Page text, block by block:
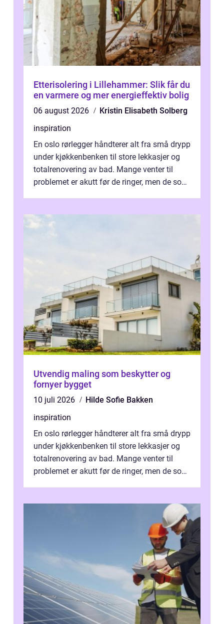
Etterisolering i Lillehammer: Slik får du
en varmere og mer energieffektiv bolig
06 august 2026
Kristin Elisabeth Solberg
inspiration
En oslo rørlegger håndterer alt fra små drypp
under kjøkkenbenken til store lekkasjer og
totalrenovering av bad. Mange venter til
problemet er akutt før de ringer, men de som
Utvendig maling som beskytter og
fornyer bygget
10 juli 2026
Hilde Sofie Bakken
inspiration
En oslo rørlegger håndterer alt fra små drypp
under kjøkkenbenken til store lekkasjer og
totalrenovering av bad. Mange venter til
problemet er akutt før de ringer, men de som